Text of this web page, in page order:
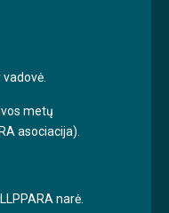
metų
asociacija).
narė.